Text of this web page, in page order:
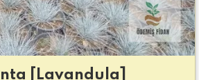
[Lavandula]